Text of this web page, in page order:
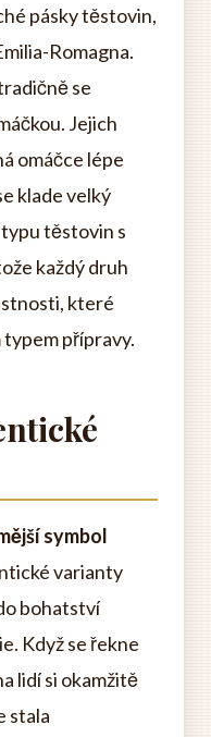
pásky těstovin,
Romagna.
se
Jejich
omáčce lépe
klade velký
těstovin s
každý druh
které
přípravy.
symbol
varianty
bohatství
Když se řekne
lidí si okamžitě
stala